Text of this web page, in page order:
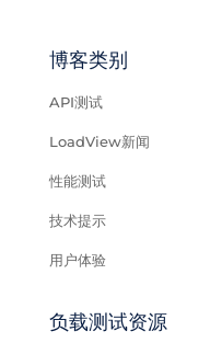
博客类别
API测试
LoadView新闻
性能测试
技术提示
用户体验
负载测试资源